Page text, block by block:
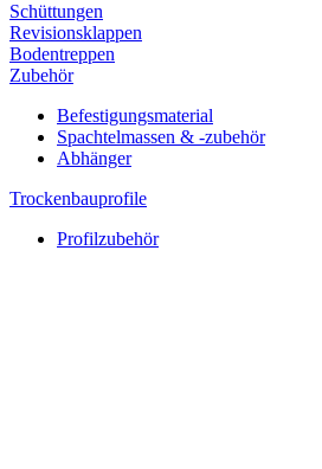
Schüttungen
Revisionsklappen
Bodentreppen
Zubehör
Befestigungsmaterial
Spachtelmassen & -zubehör
Abhänger
Trockenbauprofile
Profilzubehör